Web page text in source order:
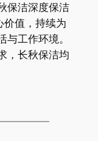
保洁深度保洁
价值，持续为
工作环境。
，长秋保洁均